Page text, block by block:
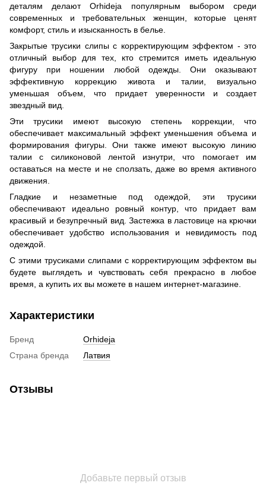
деталям делают Orhideja популярным выбором среди
современных и требовательных женщин, которые ценят
комфорт, стиль и изысканность в белье.
Закрытые трусики слипы с корректирующим эффектом - это
отличный выбор для тех, кто стремится иметь идеальную
фигуру при ношении любой одежды. Они оказывают
эффективную коррекцию живота и талии, визуально
уменьшая объем, что придает уверенности и создает
звездный вид.
Эти трусики имеют высокую степень коррекции, что
обеспечивает максимальный эффект уменьшения объема и
формирования фигуры. Они также имеют высокую линию
талии с силиконовой лентой изнутри, что помогает им
оставаться на месте и не сползать, даже во время активного
движения.
Гладкие и незаметные под одеждой, эти трусики
обеспечивают идеально ровный контур, что придает вам
красивый и безупречный вид. Застежка в ластовице на крючки
обеспечивает удобство использования и невидимость под
одеждой.
С этими трусиками слипами с корректирующим эффектом вы
будете выглядеть и чувствовать себя прекрасно в любое
время, а купить их вы можете в нашем интернет-магазине.
Характеристики
Бренд
Orhideja
Страна бренда
Латвия
Отзывы
Добавьте первый отзыв